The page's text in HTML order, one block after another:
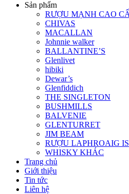
Sản phẩm
RƯỢU MẠNH CAO
CHIVAS
MACALLAN
Johnnie walker
BALLANTINE’S
Glenlivet
hibiki
Dewar’s
Glenfiddich
THE SINGLETON
BUSHMILLS
BALVENIE
GLENTURRET
JIM BEAM
RƯỢU LAPHROAIG
WHISKY KHÁC
Trang chủ
Giới thiệu
Tin tức
Liên hệ